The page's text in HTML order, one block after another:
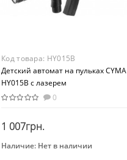
Код товара: HY015B
Детский автомат на пульках CYMA
HY015B с лазерем
0
1 007грн.
Закончился
Наличие: Нет в наличии